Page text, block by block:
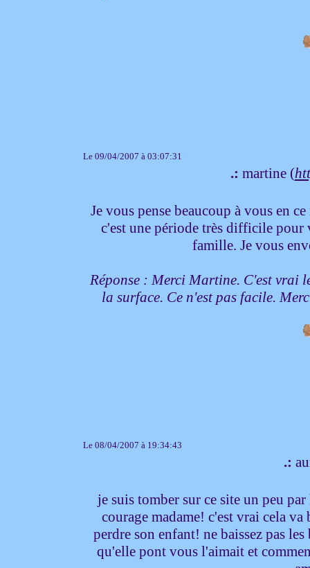
Le 09/04/2007 à 03:07:31
.: martine (
Je vous pense beaucoup à vous en
c'est une période très difficile
famille. Je vous
Réponse : Merci Martine. C'est vrai
la surface. Ce n'est pas facile.
Le 08/04/2007 à 19:34:43
.:
je suis tomber sur ce site un peu
courage madame! c'est vrai cela
perdre son enfant! ne baissez pas
qu'elle pont vous l'aimait et